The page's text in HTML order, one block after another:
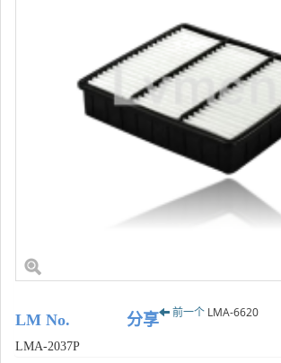
LM No.
LMA-2037P
分享 前一个 LMA-6620